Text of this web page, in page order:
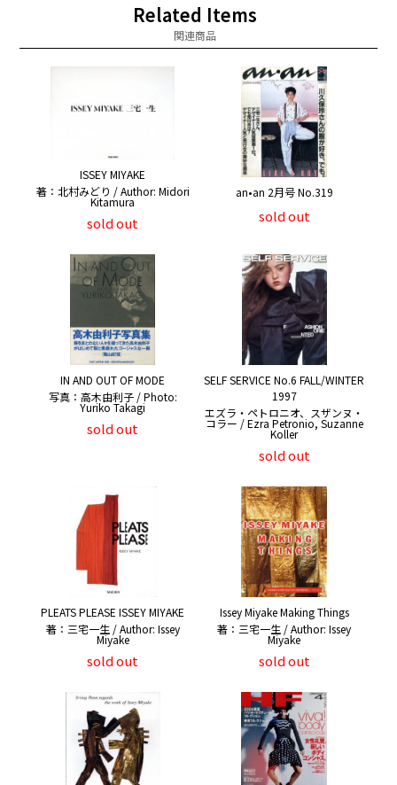
Related Items
関連商品
ISSEY MIYAKE
著：北村みどり / Author: Midori
Kitamura
sold out
an•an 2月号 No.319
sold out
IN AND OUT OF MODE
写真：高木由利子 / Photo:
Yuriko Takagi
sold out
SELF SERVICE No.6 FALL/WINTER
1997
エズラ・ペトロニオ、スザンヌ・
コラー / Ezra Petronio, Suzanne
Koller
sold out
PLEATS PLEASE ISSEY MIYAKE
著：三宅一生 / Author: Issey
Miyake
sold out
Issey Miyake Making Things
著：三宅一生 / Author: Issey
Miyake
sold out